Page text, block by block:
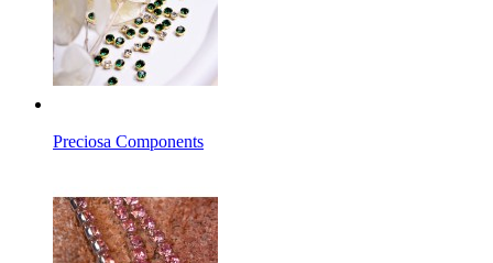
Preciosa Components